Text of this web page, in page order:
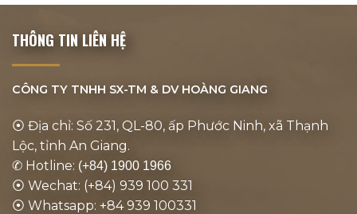
THÔNG TIN LIÊN HỆ
CÔNG TY TNHH SX-TM & DV HOÀNG GIANG
⦿ Địa chỉ: Số 231, QL-80, ấp Phước Ninh, xã Thạnh
Lộc, tỉnh An Giang.
✆ Hotline: (+84) 1900 1966
⦿ Wechat: (+84) 939 100 331
⦿ Whatsapp: +84 939 100331